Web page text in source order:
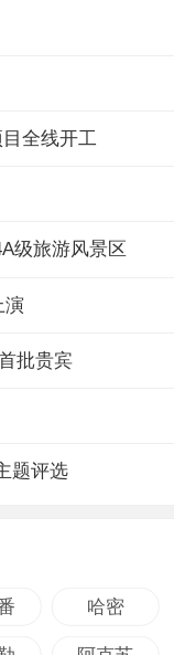
全线开工
级旅游风景区
演
批贵宾
题评选
哈密